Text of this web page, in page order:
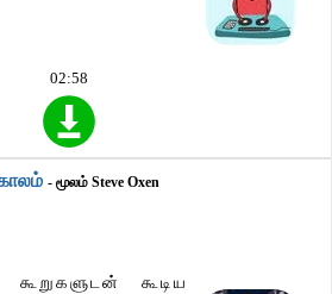
02:58
- மூலம் Steve Oxen
கூறுகளுடன் கூடிய